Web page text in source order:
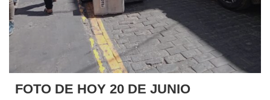
FOTO DE HOY 20 DE JUNIO